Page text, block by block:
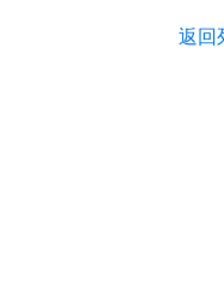
返回